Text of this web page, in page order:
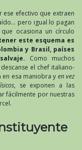
ese efectivo que extraen
pero igual lo pagan
ocasiona un círculo
este esquema es
y Brasil, países
Como muchos
el chef italiano-
esa maniobra y en vez
, se exponen a las
fácilmente por nuestras